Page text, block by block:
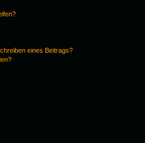
eines Beitrags?